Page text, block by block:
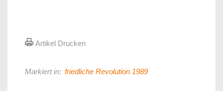
Artikel Drucken
Markiert in: friedliche Revolution 1989